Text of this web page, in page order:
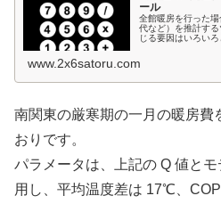
ール
全館暖房を行った
代など）を推計す
じる要因はいろい
www.2x6satoru.com
南関東の厳寒期の一月の暖房費
おりです。
パラメータは、上記の Q 値と
用し、平均温度差は 17℃、